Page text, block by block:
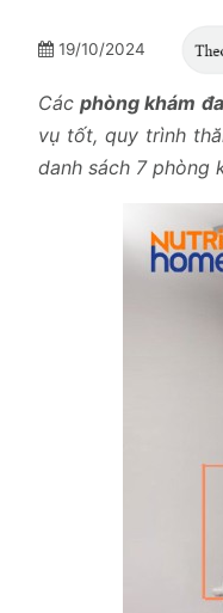
19/10/2024
Các phòng khám
vụ tốt, quy trình
danh sách 7 phòng